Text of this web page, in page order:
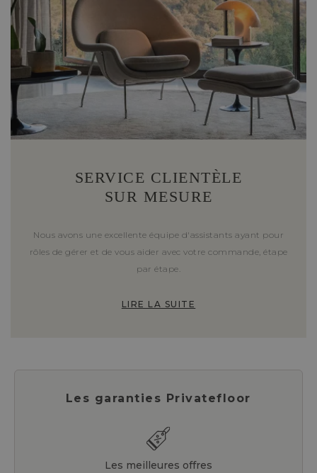
SERVICE CLIENTÈLE
SUR MESURE
Nous avons une excellente équipe d'assistants ayant pour
rôles de gérer et de vous aider avec votre commande, étape
par étape.
LIRE LA SUITE
Les garanties Privatefloor
Les meilleures offres